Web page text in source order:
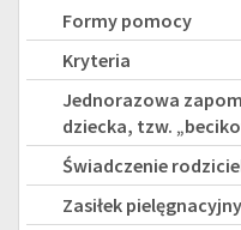
Świadczenia
rodzinne
Formy pomocy
Kryteria
Jednorazowa
dziecka, tzw.
Świadczenie
Zasiłek pielęgnacyjny